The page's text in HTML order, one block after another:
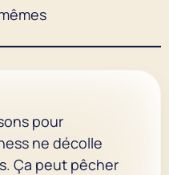
pour
ne décolle
Ça peut pêcher